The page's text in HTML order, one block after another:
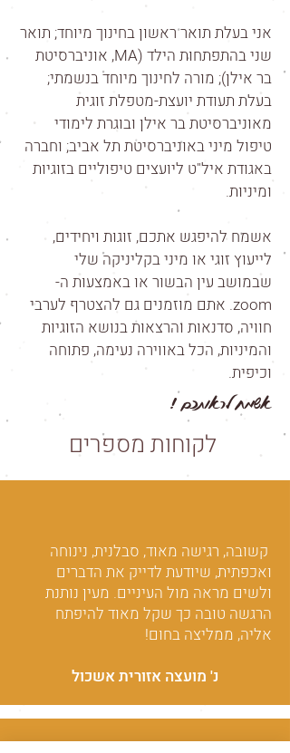
אני בעלת תואר ראשון בחינוך מיוחד; תואר
שני בהתפתחות הילד (MA, אוניברסיטת
בר אילן); מורה לחינוך מיוחד בנשמתי;
בעלת תעודת יועצת-מטפלת זוגית
מאוניברסיטת בר אילן ובוגרת לימודי
טיפול מיני באוניברסיטת תל אביב; וחברה
באגודת איל"ט ליועצים טיפוליים בזוגיות
ומיניות.
אשמח להיפגש אתכם, זוגות ויחידים,
לייעוץ זוגי או מיני בקליניקה שלי
שבמושב עין הבשור או באמצעות ה-
zoom. אתם מוזמנים גם להצטרף לערבי
חוויה, סדנאות והרצאות בנושא הזוגיות
והמיניות, הכל באווירה נעימה, פתוחה
וכיפית.
אשמח לראותכם !
קשובה, רגישה מאוד, סבלנית, נינוחה
ואכפתית, שיודעת לדייק את הדברים
ולשים מראה מול העיניים. מעין נותנת
הרגשה טובה כך שקל מאוד להיפתח
אליה, ממליצה בחום!
נ' מועצה אזורית אשכול